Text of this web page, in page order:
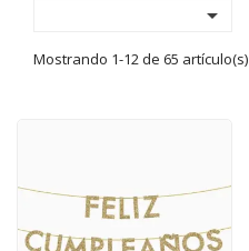

Mostrando 1-12 de 65 artículo(s)